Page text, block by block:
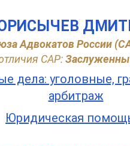
Адвокатов России
САР:
дела: уголовные,
арбитраж
Юридическая